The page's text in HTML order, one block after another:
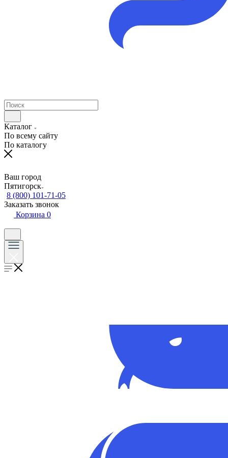
Каталог
По всему сайту
По каталогу
Ваш город
Пятигорск
8 (800) 101-71-05
Заказать звонок
Корзина 0